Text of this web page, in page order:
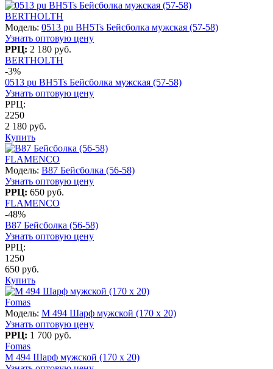
BERTHOLTH
Модель: 0513 pu BH5Ts Бейсболка мужская (57-58)
Узнать оптовую цену
РРЦ: 2 180 руб.
BERTHOLTH
-3%
0513 pu BH5Ts Бейсболка мужская (57-58)
Узнать оптовую цену
РРЦ:
2250
2 180 руб.
Купить
FLAMENCO
Модель: B87 Бейсболка (56-58)
Узнать оптовую цену
РРЦ: 650 руб.
FLAMENCO
-48%
B87 Бейсболка (56-58)
Узнать оптовую цену
РРЦ:
1250
650 руб.
Купить
Fomas
Модель: M 494 Шарф мужской (170 x 20)
Узнать оптовую цену
РРЦ: 1 700 руб.
Fomas
M 494 Шарф мужской (170 x 20)